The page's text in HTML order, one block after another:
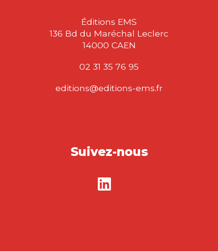
Éditions EMS
136 Bd du Maréchal Leclerc
14000 CAEN
02 31 35 76 95
editions@editions-ems.fr
Suivez-nous